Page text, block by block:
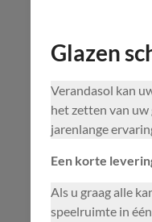
Glazen
Verandasol kan
het zetten van uw
jarenlange
Een korte
Als u graag alle
speelruimte in